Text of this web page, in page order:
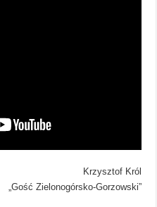
Krzysztof Król
„Gość Zielonogórsko-Gorzowski”